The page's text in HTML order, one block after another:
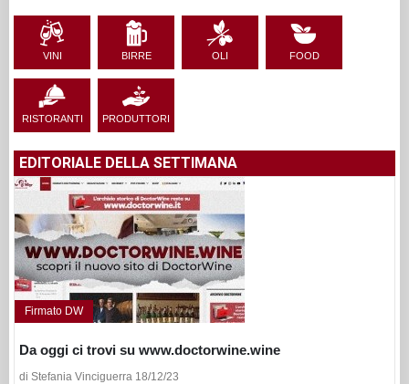
VINI BIRRE OLI FOOD
RISTORANTI PRODUTTORI
EDITORIALE DELLA SETTIMANA
Firmato DW
Da oggi ci trovi su www.doctorwine.wine
di Stefania Vinciguerra 18/12/23